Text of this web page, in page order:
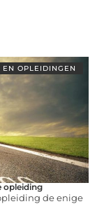
EN OPLEIDINGEN
opleiding
de enige